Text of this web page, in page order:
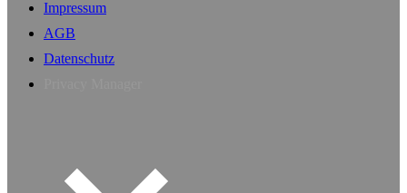
Impressum
AGB
Datenschutz